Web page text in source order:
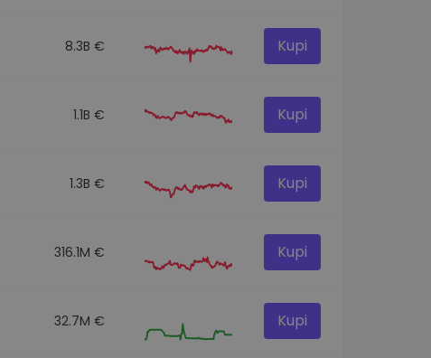
8.3B € Kupi
1.1B € Kupi
1.3B € Kupi
316.1M € Kupi
32.7M € Kupi